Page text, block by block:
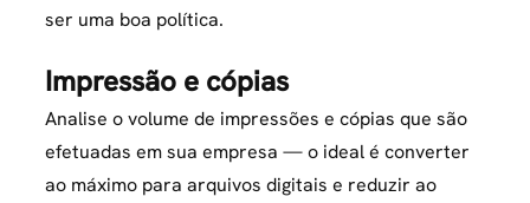
ser uma boa política.
Impressão e cópias
Analise o volume de impressões e cópias que são
efetuadas em sua empresa — o ideal é converter
ao máximo para arquivos digitais e reduzir ao